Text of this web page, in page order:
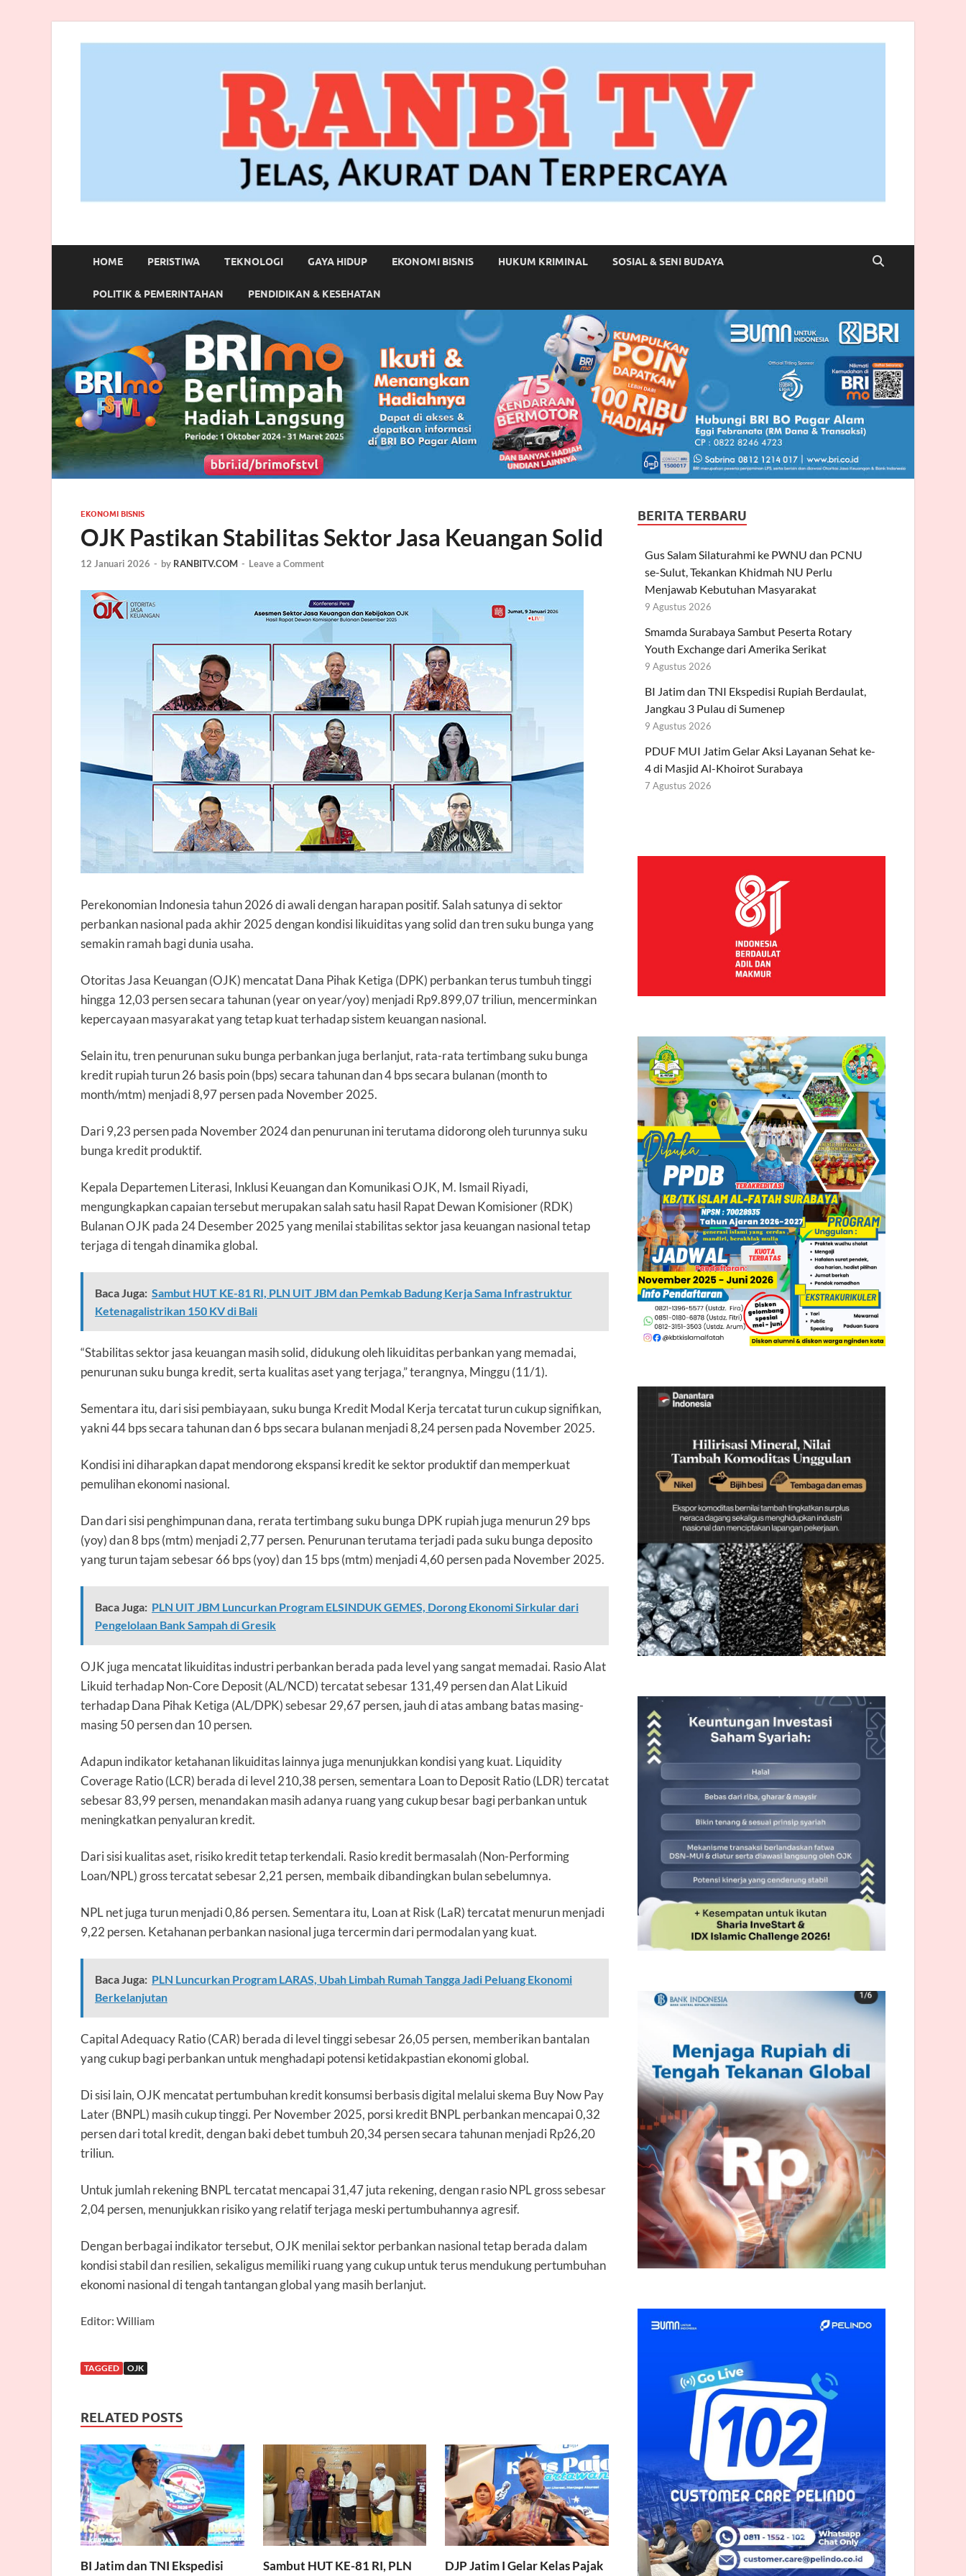
RANBITV.COM
HOME PERISTIWA TEKNOLOGI GAYA HIDUP EKONOMI BISNIS HUKUM KRIMINAL SOSIAL & SENI BUDAYA
POLITIK & PEMERINTAHAN PENDIDIKAN & KESEHATAN
EKONOMI BISNIS
OJK Pastikan Stabilitas Sektor Jasa Keuangan Solid
12 Januari 2026 - by RANBITV.COM - Leave a Comment
Perekonomian Indonesia tahun 2026 di awali dengan harapan positif. Salah satunya di sektor
perbankan nasional pada akhir 2025 dengan kondisi likuiditas yang solid dan tren suku bunga yang
semakin ramah bagi dunia usaha.
Otoritas Jasa Keuangan (OJK) mencatat Dana Pihak Ketiga (DPK) perbankan terus tumbuh tinggi
hingga 12,03 persen secara tahunan (year on year/yoy) menjadi Rp9.899,07 triliun, mencerminkan
kepercayaan masyarakat yang tetap kuat terhadap sistem keuangan nasional.
Selain itu, tren penurunan suku bunga perbankan juga berlanjut, rata-rata tertimbang suku bunga
kredit rupiah turun 26 basis poin (bps) secara tahunan dan 4 bps secara bulanan (month to
month/mtm) menjadi 8,97 persen pada November 2025.
Dari 9,23 persen pada November 2024 dan penurunan ini terutama didorong oleh turunnya suku
bunga kredit produktif.
Kepala Departemen Literasi, Inklusi Keuangan dan Komunikasi OJK, M. Ismail Riyadi,
mengungkapkan capaian tersebut merupakan salah satu hasil Rapat Dewan Komisioner (RDK)
Bulanan OJK pada 24 Desember 2025 yang menilai stabilitas sektor jasa keuangan nasional tetap
terjaga di tengah dinamika global.
Baca Juga: Sambut HUT KE-81 RI, PLN UIT JBM dan Pemkab Badung Kerja Sama Infrastruktur
Ketenagalistrikan 150 KV di Bali
“Stabilitas sektor jasa keuangan masih solid, didukung oleh likuiditas perbankan yang memadai,
penurunan suku bunga kredit, serta kualitas aset yang terjaga,” terangnya, Minggu (11/1).
Sementara itu, dari sisi pembiayaan, suku bunga Kredit Modal Kerja tercatat turun cukup signifikan,
yakni 44 bps secara tahunan dan 6 bps secara bulanan menjadi 8,24 persen pada November 2025.
Kondisi ini diharapkan dapat mendorong ekspansi kredit ke sektor produktif dan memperkuat
pemulihan ekonomi nasional.
Dan dari sisi penghimpunan dana, rerata tertimbang suku bunga DPK rupiah juga menurun 29 bps
(yoy) dan 8 bps (mtm) menjadi 2,77 persen. Penurunan terutama terjadi pada suku bunga deposito
yang turun tajam sebesar 66 bps (yoy) dan 15 bps (mtm) menjadi 4,60 persen pada November 2025.
Baca Juga: PLN UIT JBM Luncurkan Program ELSINDUK GEMES, Dorong Ekonomi Sirkular dari
Pengelolaan Bank Sampah di Gresik
OJK juga mencatat likuiditas industri perbankan berada pada level yang sangat memadai. Rasio Alat
Likuid terhadap Non-Core Deposit (AL/NCD) tercatat sebesar 131,49 persen dan Alat Likuid
terhadap Dana Pihak Ketiga (AL/DPK) sebesar 29,67 persen, jauh di atas ambang batas masing-
masing 50 persen dan 10 persen.
Adapun indikator ketahanan likuiditas lainnya juga menunjukkan kondisi yang kuat. Liquidity
Coverage Ratio (LCR) berada di level 210,38 persen, sementara Loan to Deposit Ratio (LDR) tercatat
sebesar 83,99 persen, menandakan masih adanya ruang yang cukup besar bagi perbankan untuk
meningkatkan penyaluran kredit.
Dari sisi kualitas aset, risiko kredit tetap terkendali. Rasio kredit bermasalah (Non-Performing
Loan/NPL) gross tercatat sebesar 2,21 persen, membaik dibandingkan bulan sebelumnya.
NPL net juga turun menjadi 0,86 persen. Sementara itu, Loan at Risk (LaR) tercatat menurun menjadi
9,22 persen. Ketahanan perbankan nasional juga tercermin dari permodalan yang kuat.
Baca Juga: PLN Luncurkan Program LARAS, Ubah Limbah Rumah Tangga Jadi Peluang Ekonomi
Berkelanjutan
Capital Adequacy Ratio (CAR) berada di level tinggi sebesar 26,05 persen, memberikan bantalan
yang cukup bagi perbankan untuk menghadapi potensi ketidakpastian ekonomi global.
Di sisi lain, OJK mencatat pertumbuhan kredit konsumsi berbasis digital melalui skema Buy Now Pay
Later (BNPL) masih cukup tinggi. Per November 2025, porsi kredit BNPL perbankan mencapai 0,32
persen dari total kredit, dengan baki debet tumbuh 20,34 persen secara tahunan menjadi Rp26,20
triliun.
Untuk jumlah rekening BNPL tercatat mencapai 31,47 juta rekening, dengan rasio NPL gross sebesar
2,04 persen, menunjukkan risiko yang relatif terjaga meski pertumbuhannya agresif.
Dengan berbagai indikator tersebut, OJK menilai sektor perbankan nasional tetap berada dalam
kondisi stabil dan resilien, sekaligus memiliki ruang yang cukup untuk terus mendukung pertumbuhan
ekonomi nasional di tengah tantangan global yang masih berlanjut.
Editor: William
TAGGED OJK
RELATED POSTS
BI Jatim dan TNI Ekspedisi
Sambut HUT KE-81 RI, PLN
DJP Jatim I Gelar Kelas Pajak
BERITA TERBARU
Gus Salam Silaturahmi ke PWNU dan PCNU
se-Sulut, Tekankan Khidmah NU Perlu
Menjawab Kebutuhan Masyarakat
9 Agustus 2026
Smamda Surabaya Sambut Peserta Rotary
Youth Exchange dari Amerika Serikat
9 Agustus 2026
BI Jatim dan TNI Ekspedisi Rupiah Berdaulat,
Jangkau 3 Pulau di Sumenep
9 Agustus 2026
PDUF MUI Jatim Gelar Aksi Layanan Sehat ke-
4 di Masjid Al-Khoirot Surabaya
7 Agustus 2026